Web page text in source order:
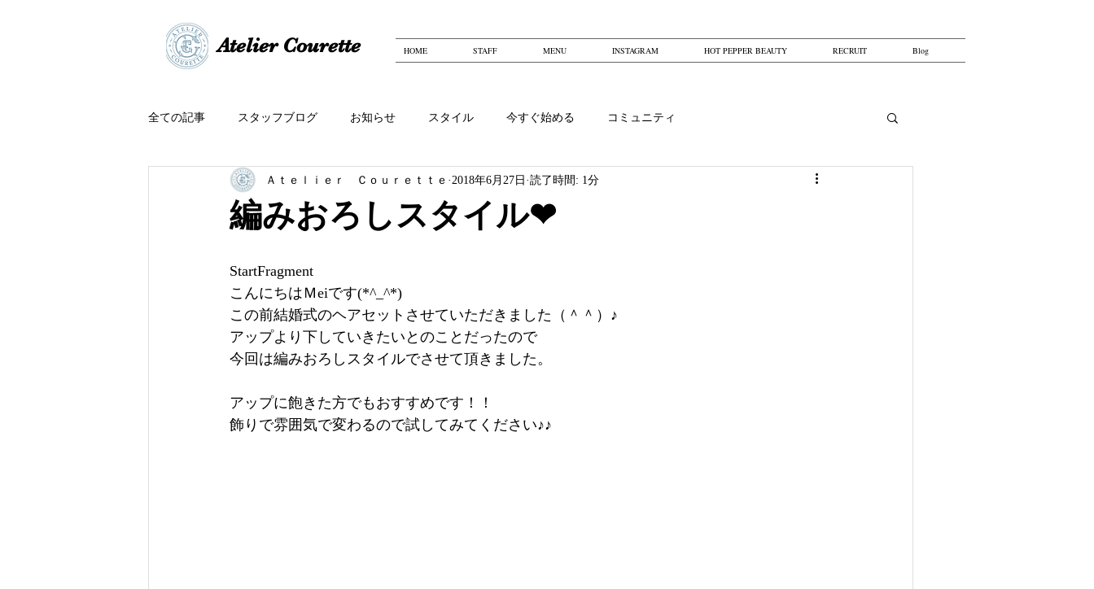
​​Atelier Courette​ HOME STAFF MENU INSTAGRAM HOT PEPPER BEAUTY RECRUIT Blog
全ての記事 スタッフブログ お知らせ スタイル 今すぐ始める コミュニティ
編みおろしスタイル❤
Ａｔｅｌｉｅｒ Ｃｏｕｒｅｔｔｅ 2018年6月27日 読了時間: 1分
StartFragment
こんにちはＭeiです(*^_^*)
この前結婚式のヘアセットさせていただきました（＾＾）♪
アップより下していきたいとのことだったので
今回は編みおろしスタイルでさせて頂きました。
アップに飽きた方でもおすすめです！！
飾りで雰囲気で変わるので試してみてください♪♪